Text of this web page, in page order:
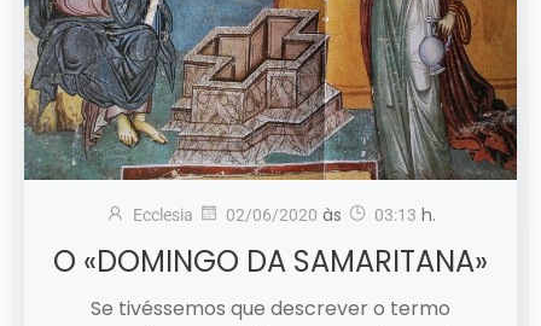
Ecclesia 02/06/2020 às 03:13 h.
O «DOMINGO DA SAMARITANA»
Se tivéssemos que descrever o termo